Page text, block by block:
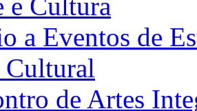
e Cultura
a Eventos de
Cultural
de Artes